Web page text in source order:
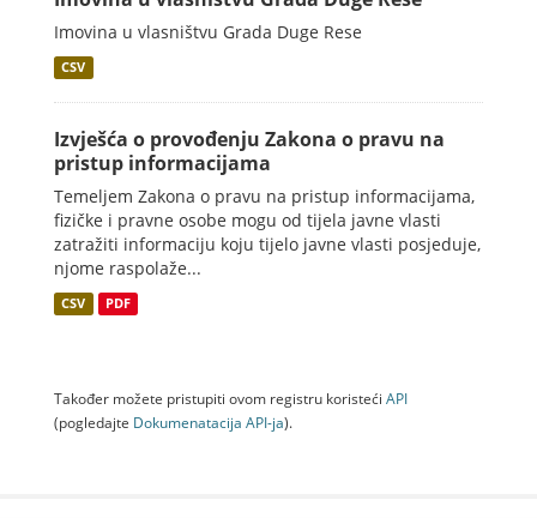
Imovina u vlasništvu Grada Duge Rese
CSV
Izvješća o provođenju Zakona o pravu na
pristup informacijama
Temeljem Zakona o pravu na pristup informacijama,
fizičke i pravne osobe mogu od tijela javne vlasti
zatražiti informaciju koju tijelo javne vlasti posjeduje,
njome raspolaže...
CSV PDF
Također možete pristupiti ovom registru koristeći API
(pogledajte Dokumenаtаcijа API-jа).